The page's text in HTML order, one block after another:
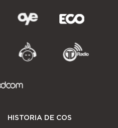
HISTORIA DE COS